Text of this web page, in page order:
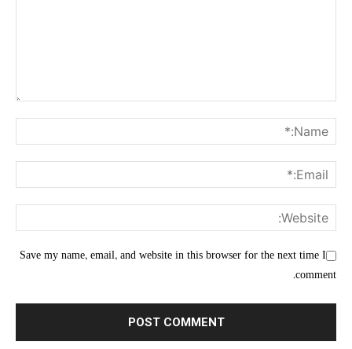
Save my name, email, and website in this browser for the next time I
comment.